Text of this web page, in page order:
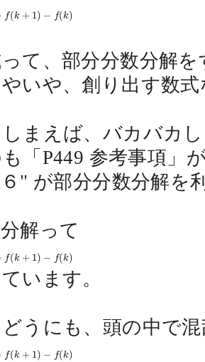
f(k + 1) − f(k)
k+1 − (k
て、部分分数分解
いや、創り出す数
まえば、バカバカ
「P449 参考事項」
" が部分分数分解を
解って
f(k + 1) − f(k)
k+1 − (k
います。
うにも、頭の中で
f(k + 1) − f(k)
k+1 − (k